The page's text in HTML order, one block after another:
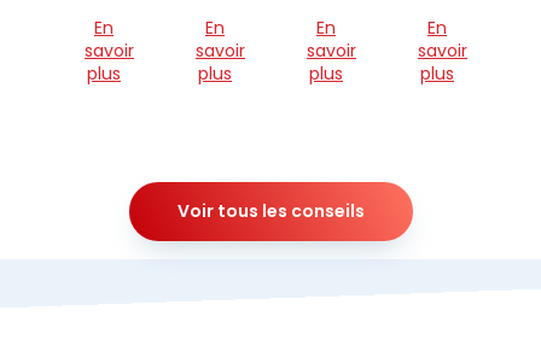
En
savoir
plus
En
savoir
plus
En
savoir
plus
En
savoir
plus
Voir tous les conseils